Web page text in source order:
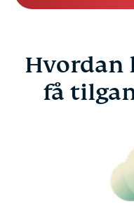
Hvordan
få